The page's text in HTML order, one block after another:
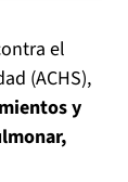
el
(ACHS),
y